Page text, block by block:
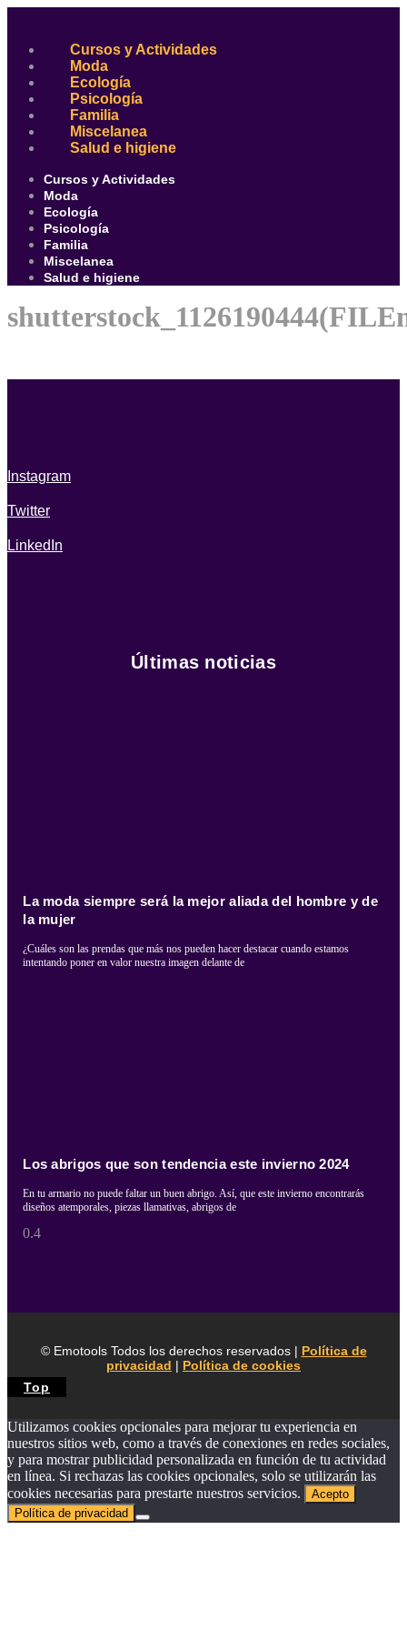
contenido
Cursos y Actividades
Moda
Ecología
Psicología
Familia
Miscelanea
Salud e higiene
Cursos y Actividades
Moda
Ecología
Psicología
Familia
Miscelanea
Salud e higiene
Instagram
Twitter
LinkedIn
Últimas noticias
La moda siempre será la mejor aliada del hombre y de
la mujer
¿Cuáles son las prendas que más nos pueden hacer destacar cuando estamos
intentando poner en valor nuestra imagen delante de
Los abrigos que son tendencia este invierno 2024
En tu armario no puede faltar un buen abrigo. Así, que este invierno encontrarás
diseños atemporales, piezas llamativas, abrigos de
© Emotools Todos los derechos reservados | Política de
privacidad | Política de cookies
Top
Utilizamos cookies opcionales para mejorar tu experiencia en
nuestros sitios web, como a través de conexiones en redes sociales,
y para mostrar publicidad personalizada en función de tu actividad
en línea. Si rechazas las cookies opcionales, solo se utilizarán las
cookies necesarias para prestarte nuestros servicios.
Acepto
Política de privacidad